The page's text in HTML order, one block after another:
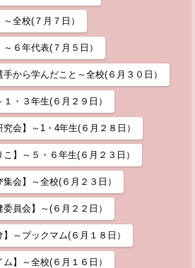
～全校(７月７日）
～６年代表(７月５日）
手から学んだこと～全校(６月３０日）
１・３年生(６月２９日）
究会】～1・4年生(６月２８日）
こ】～５・６年生(６月２３日）
会】～全校(６月２３日）
員会】～(６月２２日）
】～ブックマム(６月１８日）
ム】～全校(６月１６日）